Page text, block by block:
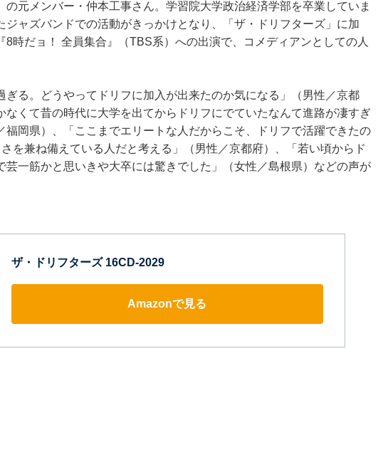
元メンバー・仲本工事さん。学習院大学政治経済学部を卒業していま
ジャズバンドでの活動がきっかけとなり、「ザ・ドリフターズ」に加
8時だョ！ 全員集合』（TBS系）への出演で、コメディアンとしての人
ぎる。どうやってドリフに加入が出来たのか気になる」（男性／京都
なくて昔の時代に大学を出てからドリフにでていたなんて進路が凄すぎ
福岡県）、「ここまでエリートな人だからこそ、ドリフで活躍できたの
を兼ね備えている人だと考える」（男性／京都府）、「若い頃からド
芸一筋かと思いきや大卒には驚きでした」（女性／島根県）などの声が
ザ・ドリフターズ 16CD-2029
Amazonで見る